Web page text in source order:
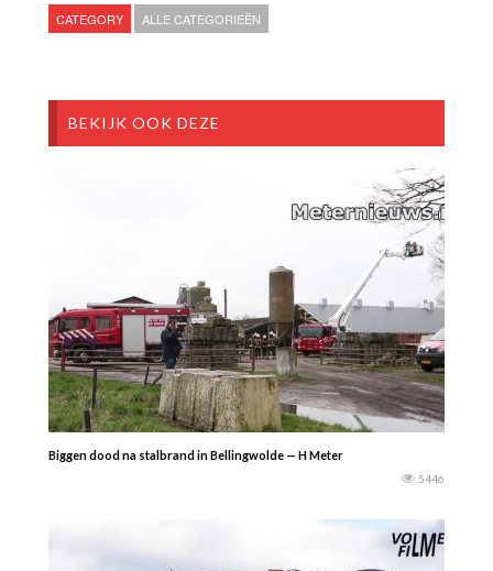
CATEGORY ALLE CATEGORIEËN
BEKIJK OOK DEZE
Biggen dood na stalbrand in Bellingwolde — H Meter
5446